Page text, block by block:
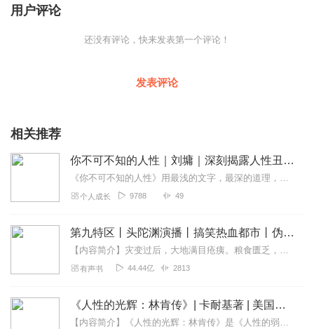
用户评论
还没有评论，快来发表第一个评论！
发表评论
相关推荐
你不可不知的人性｜刘墉｜深刻揭露人性丑恶，但也展现人性本善的光辉
《你不可不知的人性》用最浅的文字，最深的道理，剖析丑恶人性，因为要免于伤害，不可不知；了解人性本善，因为谅解之后，或有包容释然。如果用一个词来形容本书，那就是“...
个人成长 9788 49
第九特区丨头陀渊演播丨搞笑热血都市丨伪戒丨VIP免费多人有声剧
【内容简介】灾变过后，大地满目疮痍。粮食匮乏，资源紧俏，局势混乱……一位从待规划区杀出来的青年，背对着漫天黄沙，孤身来到九区谋生，却不曾想偶然结识三五好友，一念...
有声书 44.44亿 2813
《人性的光辉：林肯传》| 卡耐基著 | 美国史上三大传记
【内容简介】《人性的光辉：林肯传》是《人性的弱点》作者戴尔·卡耐基撰写的美国总统亚伯拉罕林肯的传记，讲述了林肯从一个贫困低微的农家少年，经历无数坎坷和磨难，最终...